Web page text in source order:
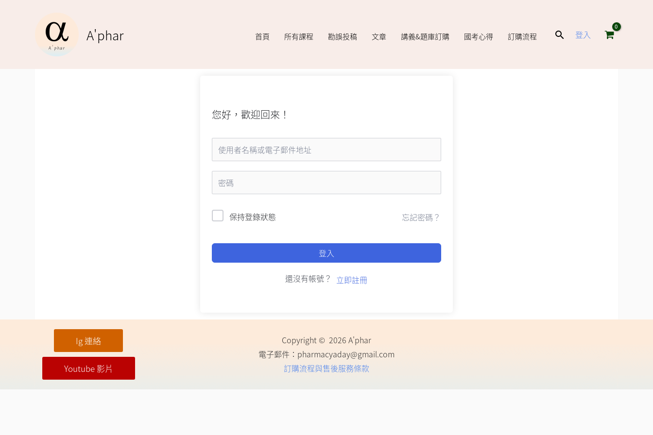
A'phar 首頁 所有課程 勘誤投稿 文章 講義&題庫訂購 國考心得 訂購流程
搜
登入
您好，歡迎回來！
保持登錄狀態 忘記密碼？
登入
還沒有帳號？ 立即註冊
Ig 連絡
Youtube 影片
Copyright © 2026 A'phar
電子郵件： pharmacyaday@gmail.com
訂購流程與售後服務條款